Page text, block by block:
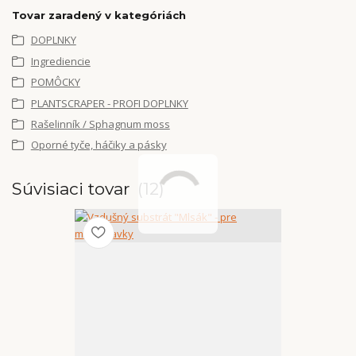
Tovar zaradený v kategóriách
DOPLNKY
Ingrediencie
POMÔCKY
PLANTSCRAPER - PROFI DOPLNKY
Rašelinník / Sphagnum moss
Oporné tyče, háčiky a pásky
Súvisiaci tovar 12